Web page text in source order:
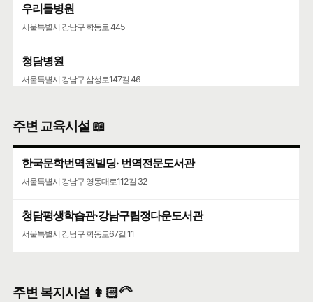
우리들병원
서울특별시 강남구 학동로 445
청담병원
서울특별시 강남구 삼성로147길 46
주변 교육시설 📖
한국문학번역원빌딩· 번역전문도서관
서울특별시 강남구 영동대로112길 32
청담평생학습관·강남구립정다운도서관
서울특별시 강남구 학동로67길 11
주변 복지시설 👩🏻‍🦳